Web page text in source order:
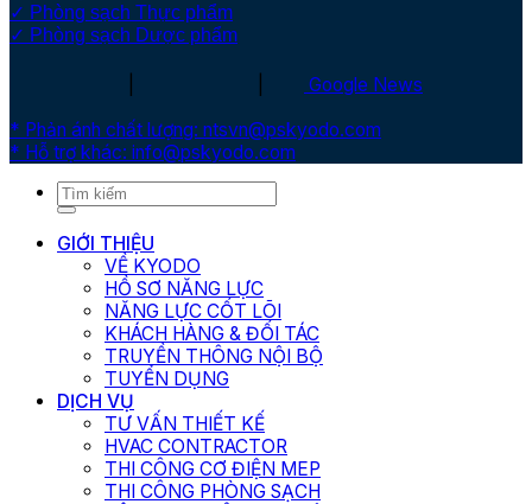
✓ Phòng sạch Thực phẩm
✓ Phòng sạch Dược phẩm
Google News
* Phản ánh chất lượng: ntsvn@pskyodo.com
* Hỗ trợ khác: info@pskyodo.com
GIỚI THIỆU
VỀ KYODO
HỒ SƠ NĂNG LỰC
NĂNG LỰC CỐT LÕI
KHÁCH HÀNG & ĐỐI TÁC
TRUYỀN THÔNG NỘI BỘ
TUYỂN DỤNG
DỊCH VỤ
TƯ VẤN THIẾT KẾ
HVAC CONTRACTOR
THI CÔNG CƠ ĐIỆN MEP
THI CÔNG PHÒNG SẠCH